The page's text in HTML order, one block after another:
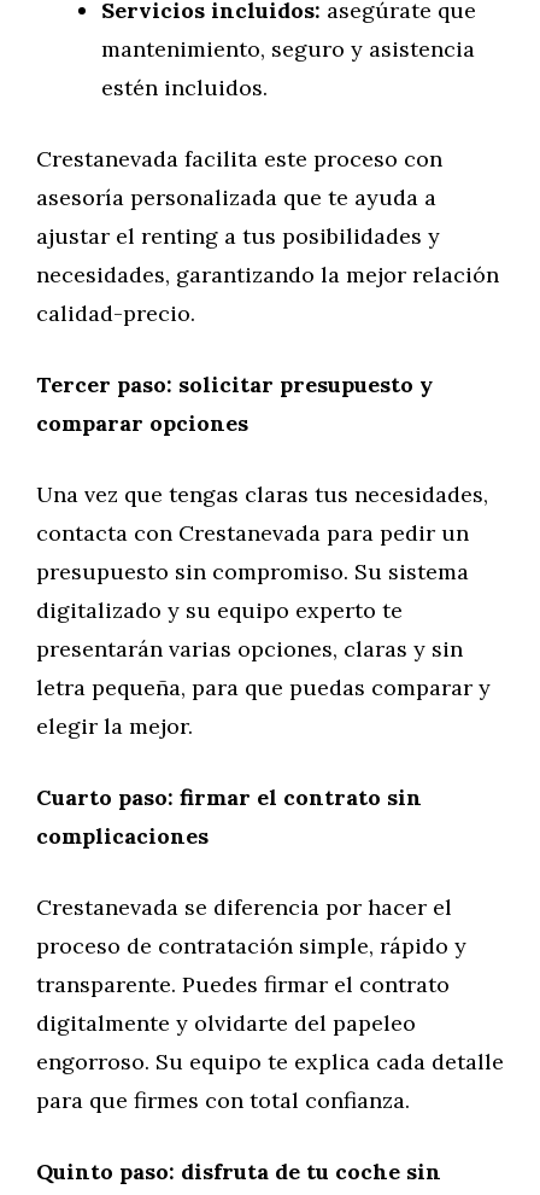
Servicios incluidos: asegúrate que
mantenimiento, seguro y asistencia
estén incluidos.
Crestanevada facilita este proceso con
asesoría personalizada que te ayuda a
ajustar el renting a tus posibilidades y
necesidades, garantizando la mejor relación
calidad-precio.
Tercer paso: solicitar presupuesto y
comparar opciones
Una vez que tengas claras tus necesidades,
contacta con Crestanevada para pedir un
presupuesto sin compromiso. Su sistema
digitalizado y su equipo experto te
presentarán varias opciones, claras y sin
letra pequeña, para que puedas comparar y
elegir la mejor.
Cuarto paso: firmar el contrato sin
complicaciones
Crestanevada se diferencia por hacer el
proceso de contratación simple, rápido y
transparente. Puedes firmar el contrato
digitalmente y olvidarte del papeleo
engorroso. Su equipo te explica cada detalle
para que firmes con total confianza.
Quinto paso: disfruta de tu coche sin